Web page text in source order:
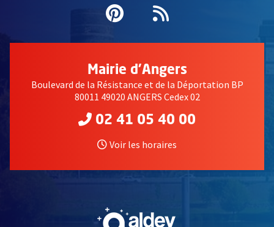
Pinterest
, Ouvre une
Flux RSS
Mairie d'Angers
Boulevard de la Résistance et de la Déportation BP
80011 49020 ANGERS Cedex 02
02 41 05 40 00
Voir les horaires